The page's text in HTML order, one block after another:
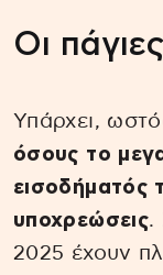
Οι
Υπάρχει,
όσους το
εισοδήματός
υποχρεώσεις.
2025 έχουν